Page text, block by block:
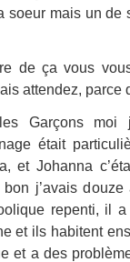
soeur mais un
de ça vous
attendez,
Garçons moi
était
et Johanna
j’avais
repenti, il
et ils habitent
et a des